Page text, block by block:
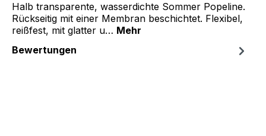
Halb transparente, wasserdichte Sommer Popeline.
Rückseitig mit einer Membran beschichtet. Flexibel,
reißfest, mit glatter u… Mehr
Bewertungen